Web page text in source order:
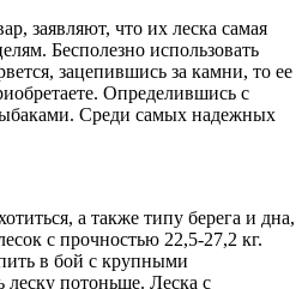
заявляют, что их леска самая
Бесполезно использовать
зацепившись за камни, то ее
Определившись с
Среди самых надежных
а также типу берега и дна,
с прочностью 22,5-27,2 кг.
в бой с крупными
потоньше. Леска с